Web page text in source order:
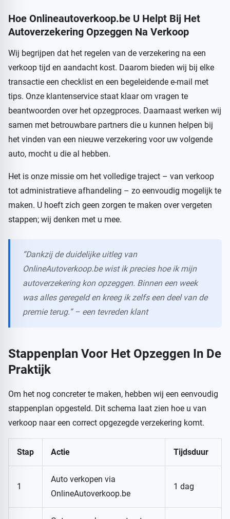
Hoe Onlineautoverkoop.be U Helpt Bij Het
Autoverzekering Opzeggen Na Verkoop
Wij begrijpen dat het regelen van de verzekering na een
verkoop tijd en aandacht kost. Daarom bieden wij bij elke
transactie een checklist en een begeleidende e-mail met
tips. Onze klantenservice staat klaar om vragen te
beantwoorden over het opzegproces. Daarnaast werken wij
samen met betrouwbare partners die u kunnen helpen bij
het vinden van een nieuwe verzekering voor uw volgende
auto, mocht u die al hebben.
Het is onze missie om het volledige traject – van verkoop
tot administratieve afhandeling – zo eenvoudig mogelijk te
maken. U hoeft zich geen zorgen te maken over vergeten
stappen; wij denken met u mee.
“Dankzij de duidelijke uitleg van
OnlineAutoverkoop.be wist ik precies hoe ik mijn
autoverzekering kon opzeggen. Binnen een week
was alles geregeld en kreeg ik zelfs een deel van de
premie terug.” – een tevreden klant
Stappenplan Voor Het Opzeggen In De
Praktijk
Om het nog concreter te maken, hebben wij een eenvoudig
stappenplan opgesteld. Dit schema laat zien hoe u van
verkoop naar een correct opgezegde verzekering komt.
Stap Actie Tijdsduur
1
Auto verkopen via
OnlineAutoverkoop.be
1 dag